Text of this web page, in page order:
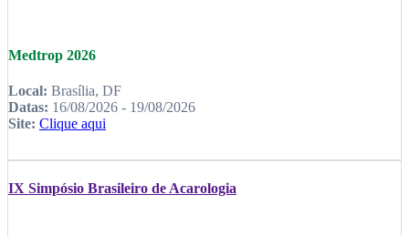
Medtrop 2026
Local: Brasília, DF
Datas: 16/08/2026 - 19/08/2026
Site: Clique aqui
IX Simpósio Brasileiro de Acarologia